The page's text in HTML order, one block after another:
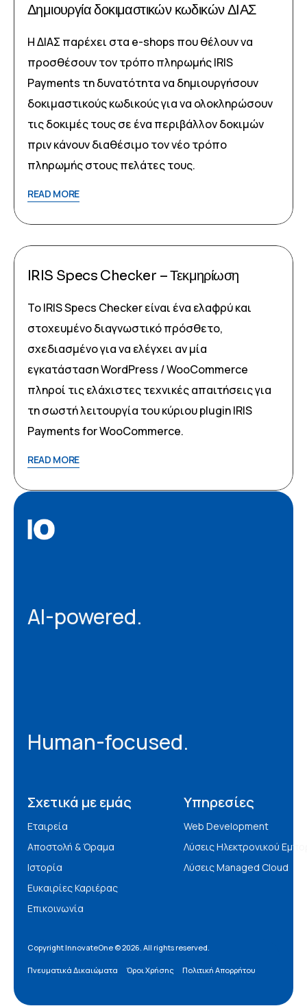
Δημιουργία δοκιμαστικών κωδικών ΔΙΑΣ
Η ΔΙΑΣ παρέχει στα e-shops που θέλουν να
προσθέσουν τον τρόπο πληρωμής IRIS
Payments τη δυνατότητα να δημιουργήσουν
δοκιμαστικούς κωδικούς για να ολοκληρώσουν
τις δοκιμές τους σε ένα περιβάλλον δοκιμών
πριν κάνουν διαθέσιμο τον νέο τρόπο
πληρωμής στους πελάτες τους.
READ MORE
IRIS Specs Checker – Τεκμηρίωση
Το IRIS Specs Checker είναι ένα ελαφρύ και
στοχευμένο διαγνωστικό πρόσθετο,
σχεδιασμένο για να ελέγχει αν μία
εγκατάσταση WordPress / WooCommerce
πληροί τις ελάχιστες τεχνικές απαιτήσεις για
τη σωστή λειτουργία του κύριου plugin IRIS
Payments for WooCommerce.
READ MORE
AI-powered.
Human-focused.
Σχετικά με εμάς
Εταιρεία
Αποστολή & Όραμα
Ιστορία
Ευκαιρίες Καριέρας
Επικοινωνία
Υπηρεσίες
Web Development
Λύσεις Ηλεκτρονικού
Λύσεις Managed Cloud
Copyright InnovateOne © 2026. All rights reserved.
Πνευματικά Δικαιώματα Όροι Χρήσης Πολιτική Απορρήτου